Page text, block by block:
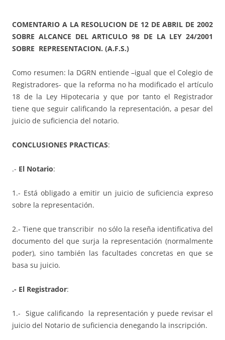
COMENTARIO A LA RESOLUCION DE 12 DE ABRIL DE 2002
SOBRE ALCANCE DEL ARTICULO 98 DE LA LEY 24/2001
SOBRE REPRESENTACION. (A.F.S.)
Como resumen: la DGRN entiende –igual que el Colegio de
Registradores- que la reforma no ha modificado el artículo
18 de la Ley Hipotecaria y que por tanto el Registrador
tiene que seguir calificando la representación, a pesar del
juicio de suficiencia del notario.
CONCLUSIONES PRACTICAS:
.- El Notario:
1.- Está obligado a emitir un juicio de suficiencia expreso
sobre la representación.
2.- Tiene que transcribir no sólo la reseña identificativa del
documento del que surja la representación (normalmente
poder), sino también las facultades concretas en que se
basa su juicio.
.- El Registrador:
1.- Sigue calificando la representación y puede revisar el
juicio del Notario de suficiencia denegando la inscripción.